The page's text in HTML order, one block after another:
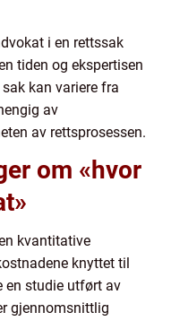
i en rettssak
tiden og ekspertisen
kan variere fra
av
av rettsprosessen.
om «hvor
kvantitative
knyttet til
en studie utført av
gjennomsnittlig